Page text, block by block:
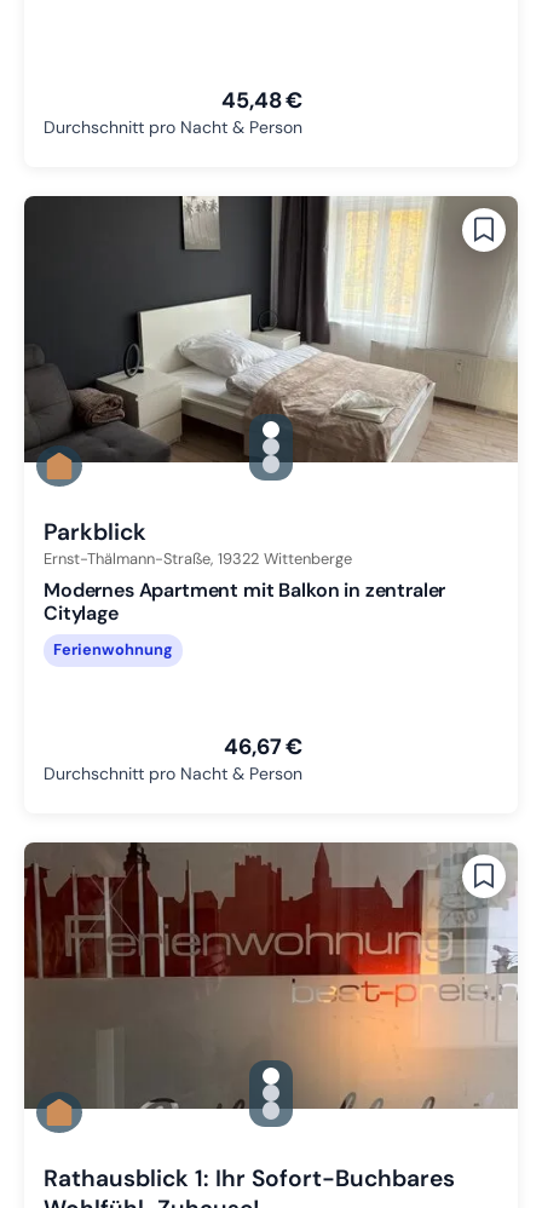
45,48 €
Durchschnitt pro Nacht & Person
gallery.slide_selector
Zu Slide 1 wechseln
Zu Slide 2 wechseln
Zu Slide 3 wechseln
Parkblick
Ernst-Thälmann-Straße, 19322 Wittenberge
Modernes Apartment mit Balkon in zentraler
Citylage
Ferienwohnung
46,67 €
Durchschnitt pro Nacht & Person
gallery.slide_selector
Zu Slide 1 wechseln
Zu Slide 2 wechseln
Zu Slide 3 wechseln
Rathausblick 1: Ihr Sofort-Buchbares